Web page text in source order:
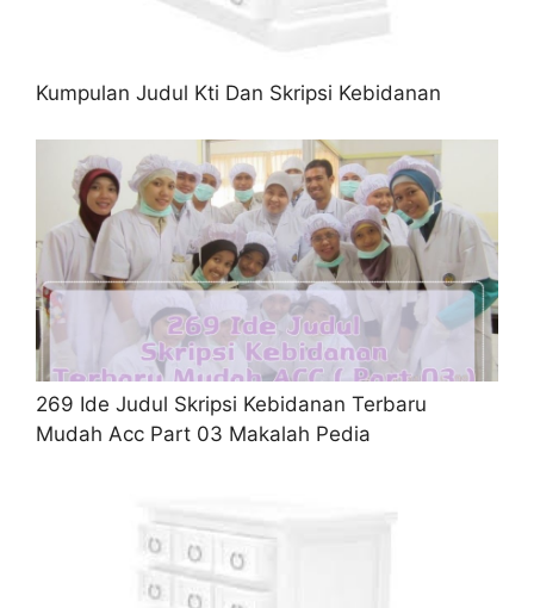
Kumpulan Judul Kti Dan Skripsi Kebidanan
269 Ide Judul Skripsi Kebidanan Terbaru
Mudah Acc Part 03 Makalah Pedia